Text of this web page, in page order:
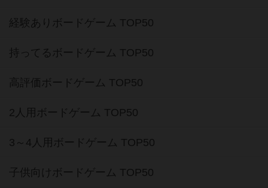
経験ありボードゲーム TOP50
持ってるボードゲーム TOP50
高評価ボードゲーム TOP50
2人用ボードゲーム TOP50
3～4人用ボードゲーム TOP50
子供向けボードゲーム TOP50